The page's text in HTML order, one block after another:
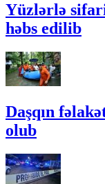
Yüzlərlə
həbs edilib
Daşqın
olub